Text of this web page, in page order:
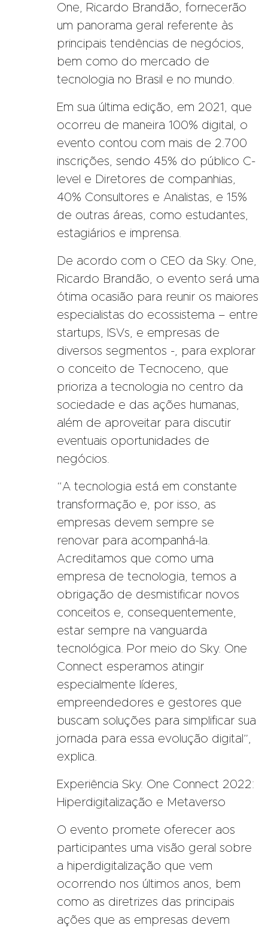
One, Ricardo Brandão, fornecerão
um panorama geral referente às
principais tendências de negócios,
bem como do mercado de
tecnologia no Brasil e no mundo.
Em sua última edição, em 2021, que
ocorreu de maneira 100% digital, o
evento contou com mais de 2.700
inscrições, sendo 45% do público C-
level e Diretores de companhias,
40% Consultores e Analistas, e 15%
de outras áreas, como estudantes,
estagiários e imprensa.
De acordo com o CEO da Sky. One,
Ricardo Brandão, o evento será uma
ótima ocasião para reunir os maiores
especialistas do ecossistema – entre
startups, ISVs, e empresas de
diversos segmentos -, para explorar
o conceito de Tecnoceno, que
prioriza a tecnologia no centro da
sociedade e das ações humanas,
além de aproveitar para discutir
eventuais oportunidades de
negócios.
“A tecnologia está em constante
transformação e, por isso, as
empresas devem sempre se
renovar para acompanhá-la.
Acreditamos que como uma
empresa de tecnologia, temos a
obrigação de desmistificar novos
conceitos e, consequentemente,
estar sempre na vanguarda
tecnológica. Por meio do Sky. One
Connect esperamos atingir
especialmente líderes,
empreendedores e gestores que
buscam soluções para simplificar sua
jornada para essa evolução digital”,
explica.
Experiência Sky. One Connect 2022:
Hiperdigitalização e Metaverso
O evento promete oferecer aos
participantes uma visão geral sobre
a hiperdigitalização que vem
ocorrendo nos últimos anos, bem
como as diretrizes das principais
ações que as empresas devem